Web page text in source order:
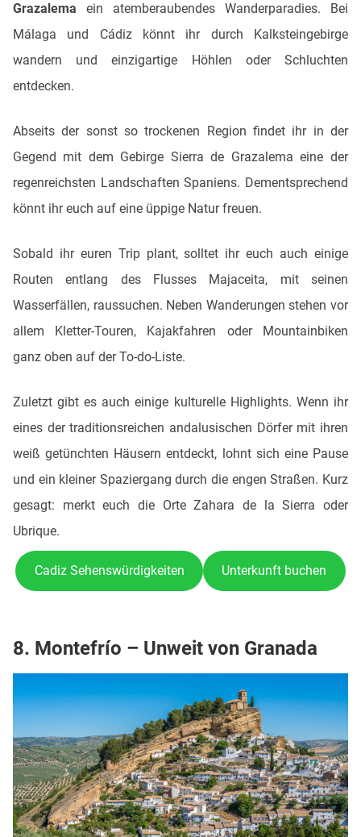
Grazalema ein atemberaubendes Wanderparadies. Bei
Málaga und Cádiz könnt ihr durch Kalksteingebirge
wandern und einzigartige Höhlen oder Schluchten
entdecken.
Abseits der sonst so trockenen Region findet ihr in der
Gegend mit dem Gebirge Sierra de Grazalema eine der
regenreichsten Landschaften Spaniens. Dementsprechend
könnt ihr euch auf eine üppige Natur freuen.
Sobald ihr euren Trip plant, solltet ihr euch auch einige
Routen entlang des Flusses Majaceita, mit seinen
Wasserfällen, raussuchen. Neben Wanderungen stehen vor
allem Kletter-Touren, Kajakfahren oder Mountainbiken
ganz oben auf der To-do-Liste.
Zuletzt gibt es auch einige kulturelle Highlights. Wenn ihr
eines der traditionsreichen andalusischen Dörfer mit ihren
weiß getünchten Häusern entdeckt, lohnt sich eine Pause
und ein kleiner Spaziergang durch die engen Straßen. Kurz
gesagt: merkt euch die Orte Zahara de la Sierra oder
Ubrique.
Cadiz Sehenswürdigkeiten Unterkunft buchen
8. Montefrío – Unweit von Granada